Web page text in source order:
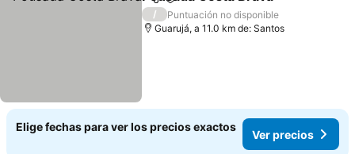
CompartirAgregar a favoritos
/
Puntuación no disponible
Guarujá, a 11.0 km de: Santos
Elige fechas para ver los precios exactos
Ver precios